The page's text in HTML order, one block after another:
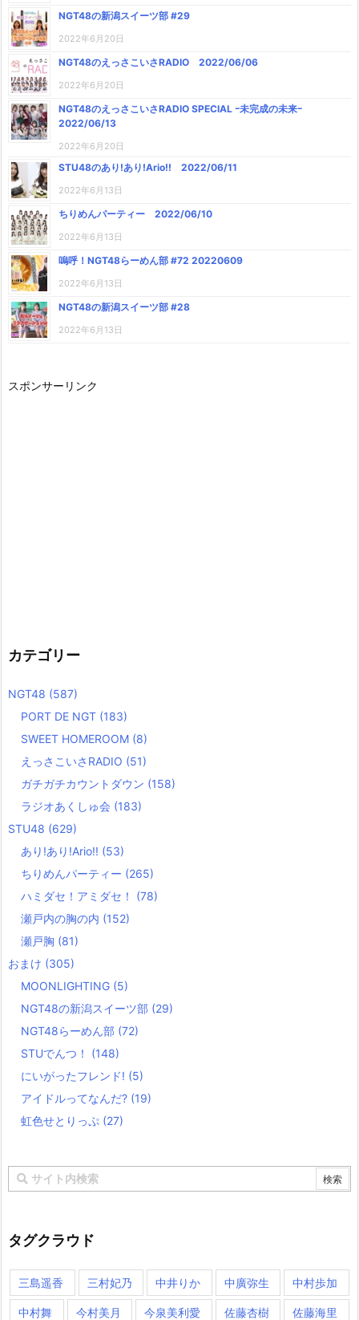
NGT48の新潟スイーツ部 #29
2022年6月20日
NGT48のえっさこいさRADIO 2022/06/06
2022年6月20日
NGT48のえっさこいさRADIO SPECIAL ｰ未完成の未来ｰ
2022/06/13
2022年6月20日
STU48のあり!あり!Ario!! 2022/06/11
2022年6月13日
ちりめんパーティー 2022/06/10
2022年6月13日
嗚呼！NGT48らーめん部 #72 20220609
2022年6月13日
NGT48の新潟スイーツ部 #28
2022年6月13日
スポンサーリンク
カテゴリー
NGT48 (587)
PORT DE NGT (183)
SWEET HOMEROOM (8)
えっさこいさRADIO (51)
ガチガチカウントダウン (158)
ラジオあくしゅ会 (183)
STU48 (629)
あり!あり!Ario!! (53)
ちりめんパーティー (265)
ハミダセ！アミダセ！ (78)
瀬戸内の胸の内 (152)
瀬戸胸 (81)
おまけ (305)
MOONLIGHTING (5)
NGT48の新潟スイーツ部 (29)
NGT48らーめん部 (72)
STUでんつ！ (148)
にいがったフレンド! (5)
アイドルってなんだ? (19)
虹色せとりっぷ (27)
タグクラウド
三島遥香 三村妃乃 中井りか 中廣弥生 中村歩加
中村舞 今村美月 今泉美利愛 佐藤杏樹 佐藤海里